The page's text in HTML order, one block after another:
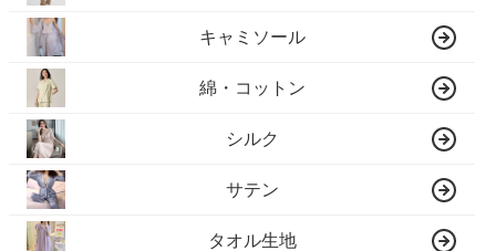
キャミソール
綿・コットン
シルク
サテン
タオル生地